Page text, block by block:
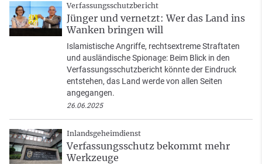
Verfassungsschutzbericht
Jünger und vernetzt: Wer das Land ins
Wanken bringen will
Islamistische Angriffe, rechtsextreme Straftaten
und ausländische Spionage: Beim Blick in den
Verfassungsschutzbericht könnte der Eindruck
entstehen, das Land werde von allen Seiten
angegangen.
26.06.2025
Inlandsgeheimdienst
Verfassungsschutz bekommt mehr
Werkzeuge